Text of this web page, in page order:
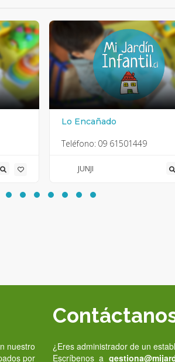
Lo Encañado
Teléfono: 09 61501449
JUNJI
nuestro
por
¿Eres administrador de un
Escríbenos a